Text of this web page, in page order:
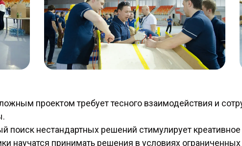
проектом требует тесного взаимодействия и
поиск нестандартных решений стимулирует
научатся принимать решения в условиях